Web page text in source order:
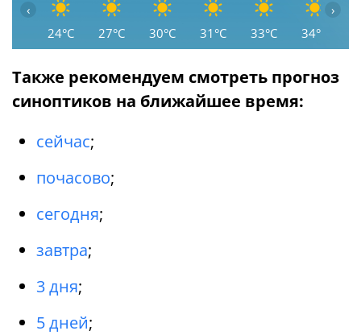
24°C 27°C 30°C 31°C 33°C 34°C
‹ ›
Также рекомендуем смотреть прогноз
синоптиков на ближайшее время:
сейчас;
почасово;
сегодня;
завтра;
3 дня;
5 дней;